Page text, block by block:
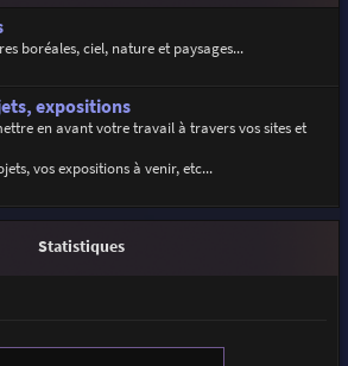
boréales, ciel, nature et paysages...
expositions
en avant votre travail à travers vos sites et
vos expositions à venir, etc...
Statistiques